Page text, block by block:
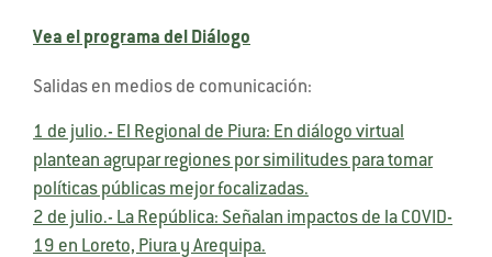
Vea el programa del Diálogo
Salidas en medios de comunicación:
1 de julio.- El Regional de Piura: En diálogo virtual
plantean agrupar regiones por similitudes para tomar
políticas públicas mejor focalizadas.
2 de julio.- La República: Señalan impactos de la COVID-
19 en Loreto, Piura y Arequipa.